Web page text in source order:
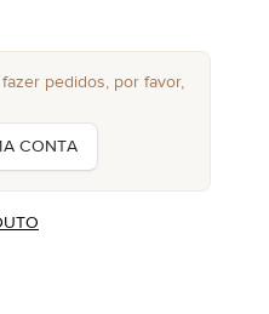
pedidos, por favor,
CONTA